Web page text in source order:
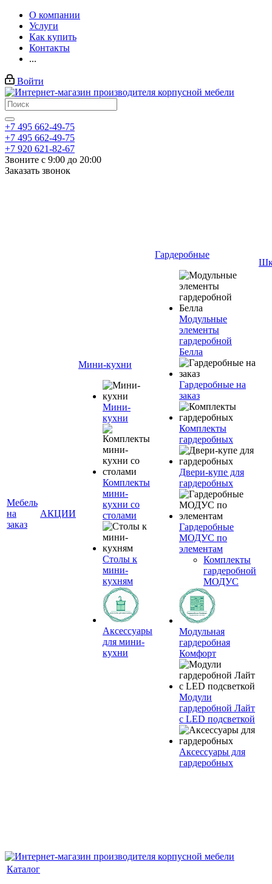
О компании
Услуги
Как купить
Контакты
...
Войти
+7 495 662-49-75
+7 495 662-49-75
+7 920 621-82-67
Звоните с 9:00 до 20:00
Заказать звонок
Мебель
на
заказ
АКЦИИ
Мини-кухни
Мини-
кухни
Комплекты
мини-
кухни со
столами
Столы к
мини-
кухням
Аксессуары
для мини-
кухни
Гардеробные
Модульные
элементы
гардеробной
Белла
Гардеробные на
заказ
Комплекты
гардеробных
Двери-купе для
гардеробных
Гардеробные
МОДУС по
элементам
Комплекты
гардеробной
МОДУС
Модульная
гардеробная
Комфорт
Модули
гардеробной Лайт
с LED подсветкой
Аксессуары для
гардеробных
Каталог